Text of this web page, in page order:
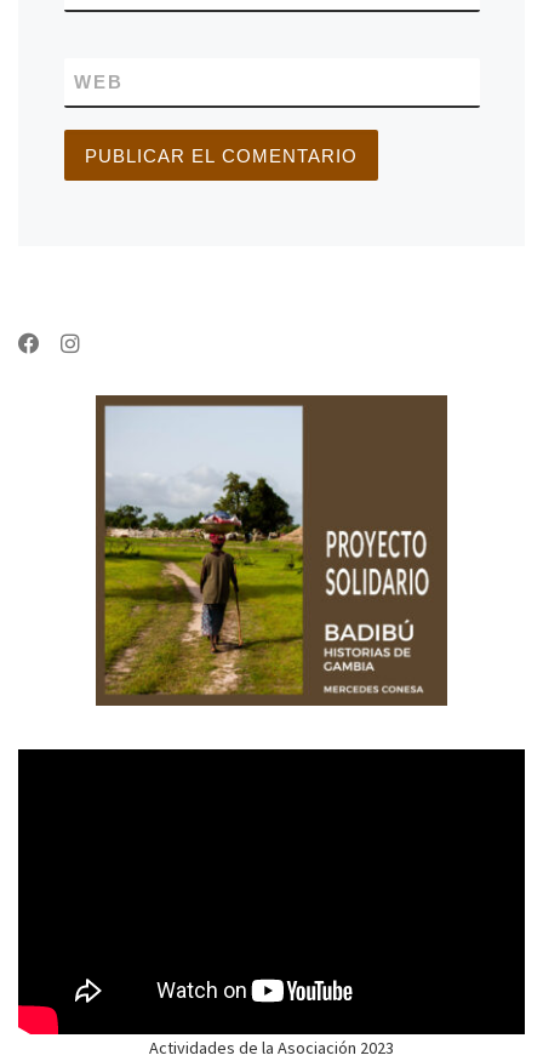
WEB
Actividades de la Asociación 2023